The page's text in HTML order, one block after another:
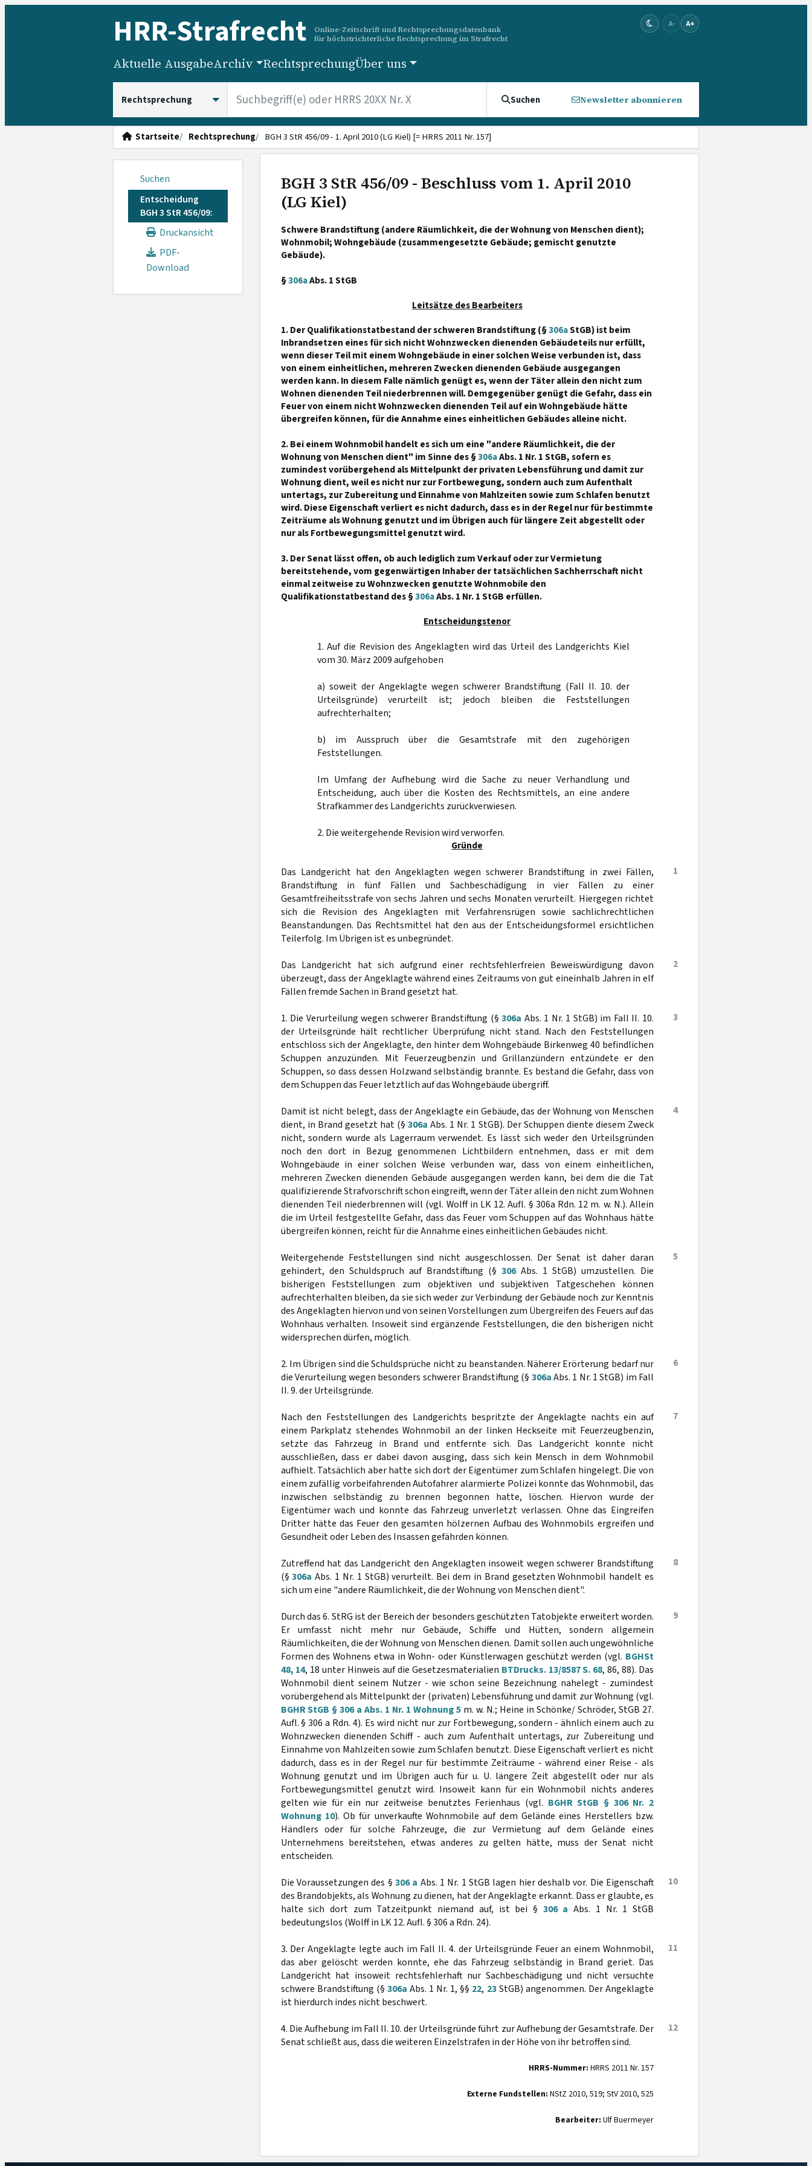
HRR-Strafrecht
Online-Zeitschrift und Rechtsprechungsdatenbank
für höchstrichterliche Rechtsprechung im Strafrecht
A- A+
Aktuelle AusgabeArchiv RechtsprechungÜber uns
Suchen Newsletter abonnieren
Startseite Rechtsprechung BGH 3 StR 456/09 - 1. April 2010 (LG Kiel) [= HRRS 2011 Nr. 157]
Suchen
Entscheidung
BGH 3 StR 456/09:
Druckansicht
PDF-
Download
BGH 3 StR 456/09 - Beschluss vom 1. April 2010
(LG Kiel)
Schwere Brandstiftung (andere Räumlichkeit, die der Wohnung von Menschen dient);
Wohnmobil; Wohngebäude (zusammengesetzte Gebäude; gemischt genutzte
Gebäude).
§306aAbs. 1 StGB
Leitsätze des Bearbeiters
1. Der Qualifikationstatbestand der schweren Brandstiftung (§306aStGB) ist beim
Inbrandsetzen eines für sich nicht Wohnzwecken dienenden Gebäudeteils nur erfüllt,
wenn dieser Teil mit einem Wohngebäude in einer solchen Weise verbunden ist, dass
von einem einheitlichen, mehreren Zwecken dienenden Gebäude ausgegangen
werden kann. In diesem Falle nämlich genügt es, wenn der Täter allein den nicht zum
Wohnen dienenden Teil niederbrennen will. Demgegenüber genügt die Gefahr, dass ein
Feuer von einem nicht Wohnzwecken dienenden Teil auf ein Wohngebäude hätte
übergreifen können, für die Annahme eines einheitlichen Gebäudes alleine nicht.
2. Bei einem Wohnmobil handelt es sich um eine "andere Räumlichkeit, die der
Wohnung von Menschen dient" im Sinne des §306aAbs. 1 Nr. 1 StGB, sofern es
zumindest vorübergehend als Mittelpunkt der privaten Lebensführung und damit zur
Wohnung dient, weil es nicht nur zur Fortbewegung, sondern auch zum Aufenthalt
untertags, zur Zubereitung und Einnahme von Mahlzeiten sowie zum Schlafen benutzt
wird. Diese Eigenschaft verliert es nicht dadurch, dass es in der Regel nur für bestimmte
Zeiträume als Wohnung genutzt und im Übrigen auch für längere Zeit abgestellt oder
nur als Fortbewegungsmittel genutzt wird.
3. Der Senat lässt offen, ob auch lediglich zum Verkauf oder zur Vermietung
bereitstehende, vom gegenwärtigen Inhaber der tatsächlichen Sachherrschaft nicht
einmal zeitweise zu Wohnzwecken genutzte Wohnmobile den
Qualifikationstatbestand des §306aAbs. 1 Nr. 1 StGB erfüllen.
Entscheidungstenor
1. Auf die Revision des Angeklagten wird das Urteil des Landgerichts Kiel
vom 30. März 2009 aufgehoben
a) soweit der Angeklagte wegen schwerer Brandstiftung (Fall II. 10. der
Urteilsgründe) verurteilt ist; jedoch bleiben die Feststellungen
aufrechterhalten;
b) im Ausspruch über die Gesamtstrafe mit den zugehörigen
Feststellungen.
Im Umfang der Aufhebung wird die Sache zu neuer Verhandlung und
Entscheidung, auch über die Kosten des Rechtsmittels, an eine andere
Strafkammer des Landgerichts zurückverwiesen.
2. Die weitergehende Revision wird verworfen.
Gründe
1
Das Landgericht hat den Angeklagten wegen schwerer Brandstiftung in zwei Fällen,
Brandstiftung in fünf Fällen und Sachbeschädigung in vier Fällen zu einer
Gesamtfreiheitsstrafe von sechs Jahren und sechs Monaten verurteilt. Hiergegen richtet
sich die Revision des Angeklagten mit Verfahrensrügen sowie sachlichrechtlichen
Beanstandungen. Das Rechtsmittel hat den aus der Entscheidungsformel ersichtlichen
Teilerfolg. Im Übrigen ist es unbegründet.
2
Das Landgericht hat sich aufgrund einer rechtsfehlerfreien Beweiswürdigung davon
überzeugt, dass der Angeklagte während eines Zeitraums von gut eineinhalb Jahren in elf
Fällen fremde Sachen in Brand gesetzt hat.
3
1. Die Verurteilung wegen schwerer Brandstiftung (§306a Abs. 1 Nr. 1 StGB) im Fall II. 10.
der Urteilsgründe hält rechtlicher Überprüfung nicht stand. Nach den Feststellungen
entschloss sich der Angeklagte, den hinter dem Wohngebäude Birkenweg 40 befindlichen
Schuppen anzuzünden. Mit Feuerzeugbenzin und Grillanzündern entzündete er den
Schuppen, so dass dessen Holzwand selbständig brannte. Es bestand die Gefahr, dass von
dem Schuppen das Feuer letztlich auf das Wohngebäude übergriff.
4
Damit ist nicht belegt, dass der Angeklagte ein Gebäude, das der Wohnung von Menschen
dient, in Brand gesetzt hat (§306a Abs. 1 Nr. 1 StGB). Der Schuppen diente diesem Zweck
nicht, sondern wurde als Lagerraum verwendet. Es lässt sich weder den Urteilsgründen
noch den dort in Bezug genommenen Lichtbildern entnehmen, dass er mit dem
Wohngebäude in einer solchen Weise verbunden war, dass von einem einheitlichen,
mehreren Zwecken dienenden Gebäude ausgegangen werden kann, bei dem die die Tat
qualifizierende Strafvorschrift schon eingreift, wenn der Täter allein den nicht zum Wohnen
dienenden Teil niederbrennen will (vgl. Wolff in LK 12. Aufl. § 306a Rdn. 12 m. w. N.). Allein
die im Urteil festgestellte Gefahr, dass das Feuer vom Schuppen auf das Wohnhaus hätte
übergreifen können, reicht für die Annahme eines einheitlichen Gebäudes nicht.
5
Weitergehende Feststellungen sind nicht ausgeschlossen. Der Senat ist daher daran
gehindert, den Schuldspruch auf Brandstiftung (§ 306Abs. 1 StGB) umzustellen. Die
bisherigen Feststellungen zum objektiven und subjektiven Tatgeschehen können
aufrechterhalten bleiben, da sie sich weder zur Verbindung der Gebäude noch zur Kenntnis
des Angeklagten hiervon und von seinen Vorstellungen zum Übergreifen des Feuers auf das
Wohnhaus verhalten. Insoweit sind ergänzende Feststellungen, die den bisherigen nicht
widersprechen dürfen, möglich.
6
2. Im Übrigen sind die Schuldsprüche nicht zu beanstanden. Näherer Erörterung bedarf nur
die Verurteilung wegen besonders schwerer Brandstiftung (§ 306aAbs. 1 Nr. 1 StGB) im Fall
II. 9. der Urteilsgründe.
7
Nach den Feststellungen des Landgerichts bespritzte der Angeklagte nachts ein auf
einem Parkplatz stehendes Wohnmobil an der linken Heckseite mit Feuerzeugbenzin,
setzte das Fahrzeug in Brand und entfernte sich. Das Landgericht konnte nicht
ausschließen, dass er dabei davon ausging, dass sich kein Mensch in dem Wohnmobil
aufhielt. Tatsächlich aber hatte sich dort der Eigentümer zum Schlafen hingelegt. Die von
einem zufällig vorbeifahrenden Autofahrer alarmierte Polizei konnte das Wohnmobil, das
inzwischen selbständig zu brennen begonnen hatte, löschen. Hiervon wurde der
Eigentümer wach und konnte das Fahrzeug unverletzt verlassen. Ohne das Eingreifen
Dritter hätte das Feuer den gesamten hölzernen Aufbau des Wohnmobils ergreifen und
Gesundheit oder Leben des Insassen gefährden können.
8
Zutreffend hat das Landgericht den Angeklagten insoweit wegen schwerer Brandstiftung
(§306a Abs. 1 Nr. 1 StGB) verurteilt. Bei dem in Brand gesetzten Wohnmobil handelt es
sich um eine "andere Räumlichkeit, die der Wohnung von Menschen dient".
9
Durch das 6. StRG ist der Bereich der besonders geschützten Tatobjekte erweitert worden.
Er umfasst nicht mehr nur Gebäude, Schiffe und Hütten, sondern allgemein
Räumlichkeiten, die der Wohnung von Menschen dienen. Damit sollen auch ungewöhnliche
Formen des Wohnens etwa in Wohn- oder Künstlerwagen geschützt werden (vgl. BGHSt
48, 14, 18 unter Hinweis auf die Gesetzesmaterialien BTDrucks. 13/8587 S. 68, 86, 88). Das
Wohnmobil dient seinem Nutzer - wie schon seine Bezeichnung nahelegt - zumindest
vorübergehend als Mittelpunkt der (privaten) Lebensführung und damit zur Wohnung (vgl.
BGHR StGB § 306 a Abs. 1 Nr. 1 Wohnung 5 m. w. N.; Heine in Schönke/ Schröder, StGB 27.
Aufl. § 306 a Rdn. 4). Es wird nicht nur zur Fortbewegung, sondern - ähnlich einem auch zu
Wohnzwecken dienenden Schiff - auch zum Aufenthalt untertags, zur Zubereitung und
Einnahme von Mahlzeiten sowie zum Schlafen benutzt. Diese Eigenschaft verliert es nicht
dadurch, dass es in der Regel nur für bestimmte Zeiträume - während einer Reise - als
Wohnung genutzt und im Übrigen auch für u. U. längere Zeit abgestellt oder nur als
Fortbewegungsmittel genutzt wird. Insoweit kann für ein Wohnmobil nichts anderes
gelten wie für ein nur zeitweise benutztes Ferienhaus (vgl. BGHR StGB § 306 Nr. 2
Wohnung 10). Ob für unverkaufte Wohnmobile auf dem Gelände eines Herstellers bzw.
Händlers oder für solche Fahrzeuge, die zur Vermietung auf dem Gelände eines
Unternehmens bereitstehen, etwas anderes zu gelten hätte, muss der Senat nicht
entscheiden.
10
Die Voraussetzungen des § 306 a Abs. 1 Nr. 1 StGB lagen hier deshalb vor. Die Eigenschaft
des Brandobjekts, als Wohnung zu dienen, hat der Angeklagte erkannt. Dass er glaubte, es
halte sich dort zum Tatzeitpunkt niemand auf, ist bei § 306 a Abs. 1 Nr. 1 StGB
bedeutungslos (Wolff in LK 12. Aufl. § 306 a Rdn. 24).
11
3. Der Angeklagte legte auch im Fall II. 4. der Urteilsgründe Feuer an einem Wohnmobil,
das aber gelöscht werden konnte, ehe das Fahrzeug selbständig in Brand geriet. Das
Landgericht hat insoweit rechtsfehlerhaft nur Sachbeschädigung und nicht versuchte
schwere Brandstiftung (§ 306a Abs. 1 Nr. 1, §§ 22, 23StGB) angenommen. Der Angeklagte
ist hierdurch indes nicht beschwert.
12
4. Die Aufhebung im Fall II. 10. der Urteilsgründe führt zur Aufhebung der Gesamtstrafe. Der
Senat schließt aus, dass die weiteren Einzelstrafen in der Höhe von ihr betroffen sind.
HRRS-Nummer: HRRS 2011 Nr. 157
Externe Fundstellen: NStZ 2010, 519; StV 2010, 525
Bearbeiter: Ulf Buermeyer